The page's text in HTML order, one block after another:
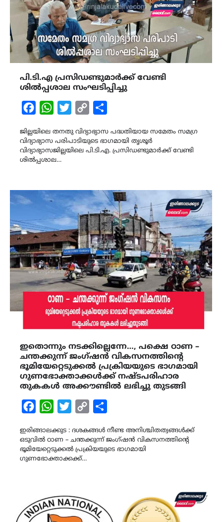
പി.ടി.എ പ്രസിഡണ്ടുമാർക്ക്‌ വേണ്ടി
ശിൽപ്പശാല സംഘടിപ്പിച്ചു
FacebookWhatsAppTwitterCopy
ജില്ലയിലെ തനതു വിദ്യാഭ്യാസ പദ്ധതിയായ സമേതം സമഗ്ര
വിദ്യാഭ്യാസ പരിപാടിയുടെ ഭാഗമായി തൃശൂർ
വിദ്യാഭ്യാസജില്ലയിലെ പി.ടി.എ. പ്രസിഡണ്ടുമാർക്ക്‌ വേണ്ടി
ശിൽപ്പശാല…
ഇതൊന്നും നടക്കില്ലെന്നേ…, പക്ഷെ ഠാണ –
ചന്തക്കുന്ന് ജംഗ്ഷന്‍ വികസനത്തിന്റെ
ഭൂമിയേറ്റെടുക്കൽ പ്രക്രിയയുടെ ഭാഗമായി
ഗുണഭോക്താക്കൾക്ക് നഷ്ടപരിഹാര
തുകകൾ അക്കൗണ്ടിൽ ലഭിച്ചു തുടങ്ങി
FacebookWhatsAppTwitterCopy
ഇരിങ്ങാലക്കുട : ദശകങ്ങൾ നീണ്ട അനിശ്ചിതത്വങ്ങൾക്ക്
ഒടുവിൽ ഠാണ – ചന്തക്കുന്ന് ജംഗ്ഷന്‍ വികസനത്തിന്റെ
ഭൂമിയേറ്റെടുക്കൽ പ്രക്രിയയുടെ ഭാഗമായി
ഗുണഭോക്താക്കക്ക്…